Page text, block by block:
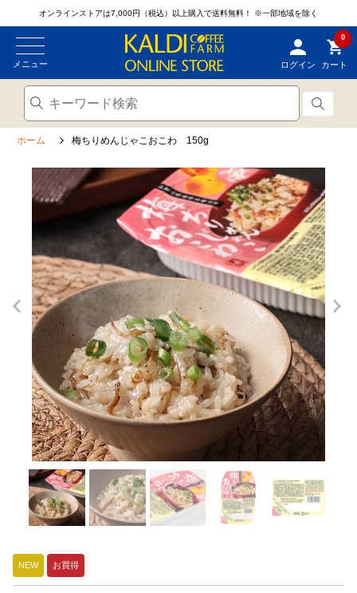
オンラインストアは7,000円（税込）以上購入で送料無料！ ※一部地域を除く
メニュー ログイン
0
カート
ホーム 梅ちりめんじゃこおこわ 150g
NEW お買得